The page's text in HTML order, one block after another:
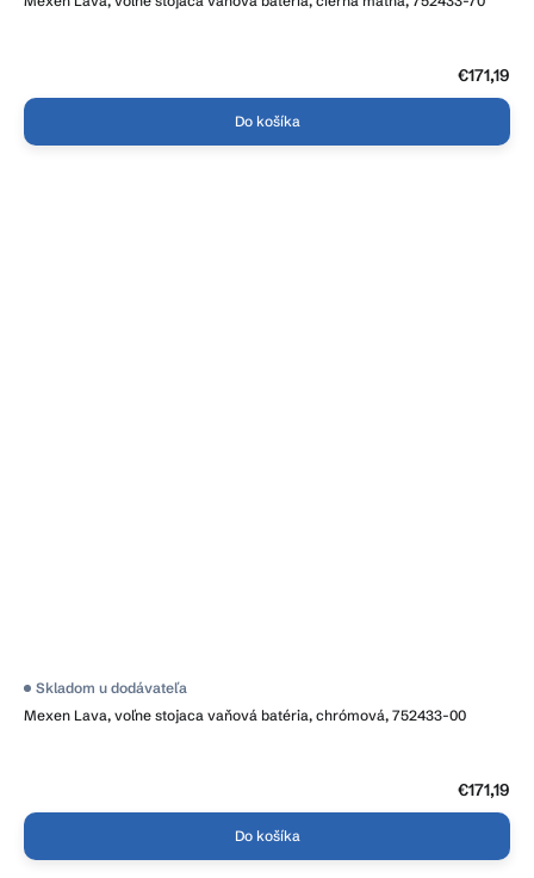
€171,19
Do košíka
Mexen Lava, voľne stojaca vaňová batéria, chrómová, 752433-00
Priemerné
produktu
Skladom u dodávateľa
€171,19
Do košíka